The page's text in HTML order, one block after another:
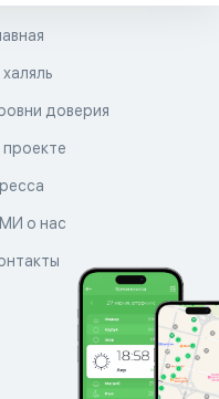
доверия
о нас